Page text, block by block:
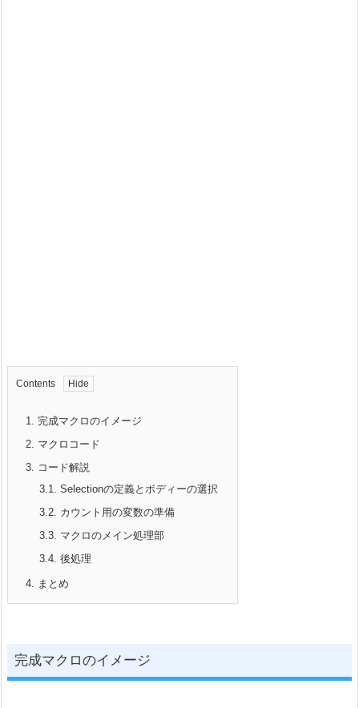
Contents
1.
完成マクロのイメージ
2. マクロコード
3.
コード解説
3.1.
Selectionの定義とボディーの選択
3.2. カウント用の変数の準備
3.3. マクロのメイン処理部
3.4. 後処理
4. まとめ
完成マクロのイメージ